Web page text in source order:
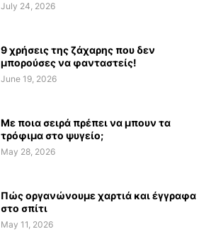
July 24, 2026
9 χρήσεις της ζάχαρης που δεν
μπορούσες να φανταστείς!
June 19, 2026
Με ποια σειρά πρέπει να μπουν τα
τρόφιμα στο ψυγείο;
May 28, 2026
Πώς οργανώνουμε χαρτιά και έγγραφα
στο σπίτι
May 11, 2026